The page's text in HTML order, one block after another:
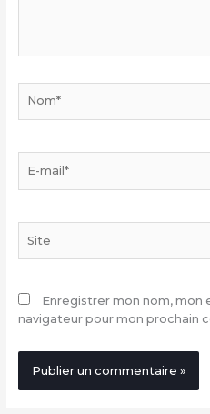
mail*
Enregistrer mon nom, mon
navigateur pour mon prochain